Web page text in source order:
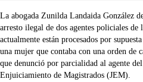
La abogada Zunilda Landaida González
arresto ilegal de dos agentes policiales
actualmente están procesados por
una mujer que contaba con una orden
que denunció por parcialidad al agente
Enjuiciamiento de Magistrados (JEM).